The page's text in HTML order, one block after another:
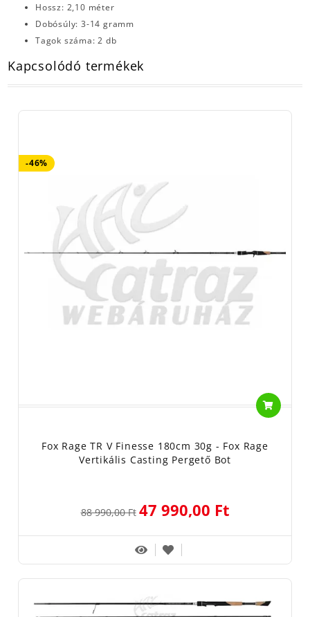
Hossz: 2,10 méter
Dobósúly: 3-14 gramm
Tagok száma: 2 db
Kapcsolódó termékek
-46%
Fox Rage TR V Finesse 180cm 30g - Fox Rage
Vertikális Casting Pergető Bot
88 990,00 Ft 47 990,00 Ft